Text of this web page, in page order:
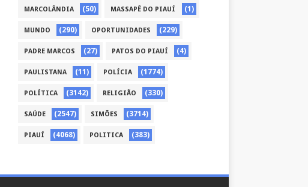
MARCOLÂNDIA (50) MASSAPÊ DO PIAUÍ (1)
MUNDO (290) OPORTUNIDADES (229)
PADRE MARCOS (27) PATOS DO PIAUÍ (4)
PAULISTANA (11) POLÍCIA (1774)
POLÍTICA (3142) RELIGIÃO (330)
SAÚDE (2547) SIMÕES (3714)
PIAUÍ (4068) POLITICA (383)